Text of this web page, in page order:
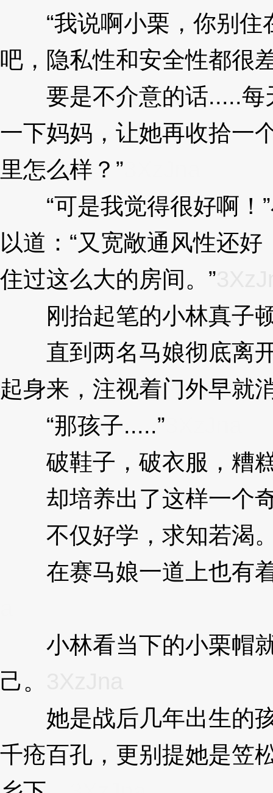
“我说啊小栗，你别住
吧，隐私性和安全性都很
要是不介意的话.....每
一下妈妈，让她再收拾一
里怎么样？”
“可是我觉得很好啊！”
以道：“又宽敞通风性还
住过这么大的房间。”
刚抬起笔的小林真子
直到两名马娘彻底离开
起身来，注视着门外早就
“那孩子.....”
破鞋子，破衣服，糟
却培养出了这样一个
不仅好学，求知若渴
在赛马娘一道上也有着
小林看当下的小栗帽就
己。
她是战后几年出生的孩
千疮百孔，更别提她是笠